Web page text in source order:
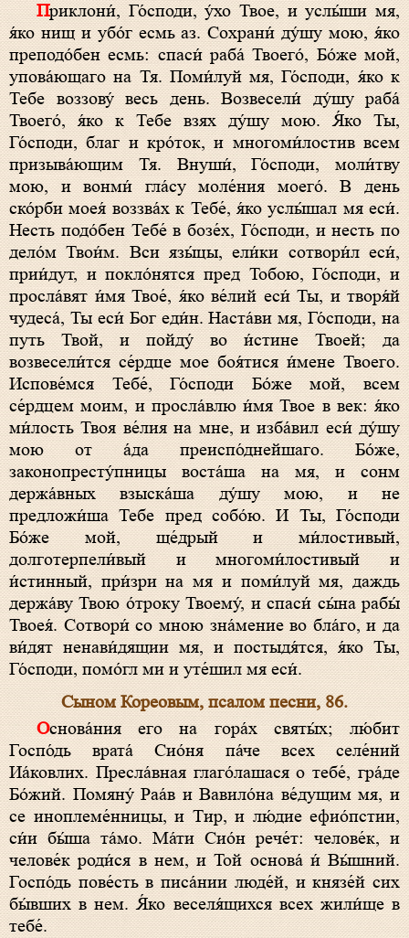
Приклони́, Го́споди, у́хо Твое, и услы́ши мя,
я́ко нищ и убо́г есмь аз. Сохрани́ ду́шу мою, я́ко
преподо́бен есмь: спаси́ раба́ Твоего́, Бо́же мой,
упова́ющаго на Тя. Поми́луй мя, Го́споди, я́ко к
Тебе воззову́ весь день. Возвесели́ ду́шу раба́
Твоего́, я́ко к Тебе взях ду́шу мою. Я́ко Ты,
Го́споди, благ и кро́ток, и многоми́лостив всем
призыва́ющим Тя. Внуши́, Го́споди, моли́тву
мою, и вонми́ гла́су моле́ния моего́. В день
ско́рби моея́ воззва́х к Тебе́, я́ко услы́шал мя еси́.
Несть подо́бен Тебе́ в бозе́х, Го́споди, и несть по
дело́м Твои́м. Вси язы́цы, ели́ки сотвори́л еси́,
прии́дут, и покло́нятся пред Тобою, Го́споди, и
просла́вят и́мя Твое́, я́ко ве́лий еси́ Ты, и творя́й
чудеса́, Ты еси́ Бог еди́н. Наста́ви мя, Го́споди, на
путь Твой, и пойду́ во и́стине Твоей; да
возвесели́тся се́рдце мое боя́тися и́мене Твоего.
Испове́мся Тебе́, Го́споди Бо́же мой, всем
се́рдцем моим, и просла́влю и́мя Твое в век: я́ко
ми́лость Твоя ве́лия на мне, и изба́вил еси́ ду́шу
мою от а́да преиспо́днейшаго. Бо́же,
законопресту́пницы воста́ша на мя, и сонм
держа́вных взыска́ша ду́шу мою, и не
предложи́ша Тебе пред собо́ю. И Ты, Го́споди
Бо́же мой, ще́дрый и ми́лостивый,
долготерпели́вый и многоми́лостивый и
и́стинный, при́зри на мя и поми́луй мя, даждь
держа́ву Твою о́троку Твоему́, и спаси́ сы́на рабы́
Твоея́. Сотвори́ со мною зна́мение во бла́го, и да
ви́дят ненави́дящии мя, и постыдя́тся, я́ко Ты,
Го́споди, помо́гл ми и уте́шил мя еси́.
Сыном Кореовым, псалом песни, 86.
Основа́ния его на гора́х святы́х; лю́бит
Госпо́дь врата́ Сио́ня па́че всех селе́ний
Иа́ковлих. Пресла́вная глаго́лашася о тебе́, гра́де
Бо́жий. Помяну́ Раа́в и Вавило́на ве́дущим мя, и
се иноплеме́нницы, и Тир, и лю́дие ефио́пстии,
си́и бы́ша та́мо. Ма́ти Сио́н рече́т: челове́к, и
челове́к роди́ся в нем, и Той основа́ и́ Вы́шний.
Госпо́дь пове́сть в писа́нии люде́й, и князе́й сих
бы́вших в нем. Я́ко веселя́щихся всех жили́ще в
тебе́.